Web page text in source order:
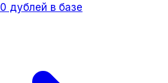
0 дублей в базе